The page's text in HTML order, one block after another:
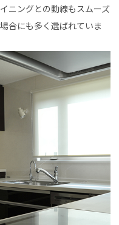
ニングとの動線もスムーズ
合にも多く選ばれていま